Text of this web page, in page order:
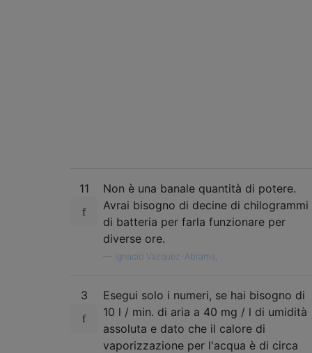
11
Non è una banale quantità di potere.
Avrai bisogno di decine di chilogrammi
di batteria per farla funzionare per
diverse ore.
Ignacio Vazquez-Abrams,
3
Esegui solo i numeri, se hai bisogno di
10 l / min. di aria a 40 mg / l di umidità
assoluta e dato che il calore di
vaporizzazione per l'acqua è di circa